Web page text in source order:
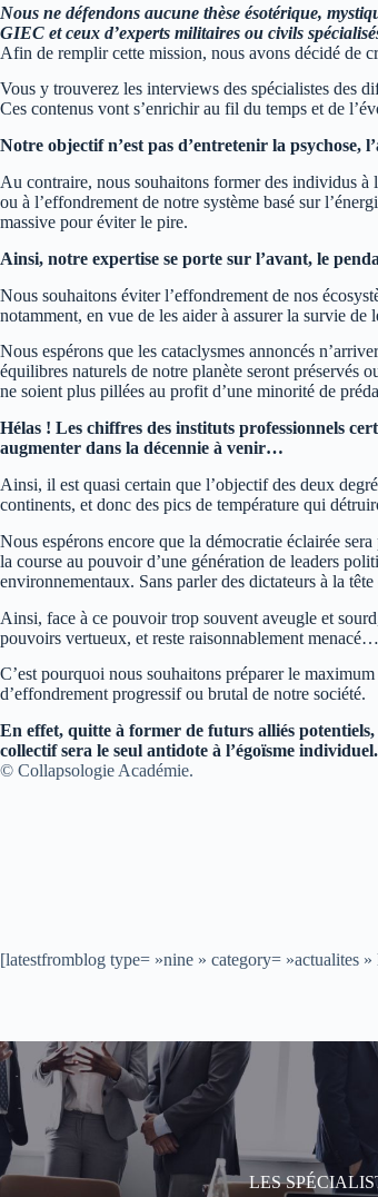
Nous ne défendons aucune thèse ésotérique,
GIEC et ceux d’experts militaires ou civils
Afin de remplir cette mission, nous avons décidé de
Vous y trouverez les interviews des spécialistes des
Ces contenus vont s’enrichir au fil du temps et de
Notre objectif n’est pas d’entretenir la psychose,
Au contraire, nous souhaitons former des individus à
ou à l’effondrement de notre système basé sur
massive pour éviter le pire.
Ainsi, notre expertise se porte sur l’avant, le
Nous souhaitons éviter l’effondrement de nos
notamment, en vue de les aider à assurer la survie de
Nous espérons que les cataclysmes annoncés
équilibres naturels de notre planète seront préservés
ne soient plus pillées au profit d’une minorité de
Hélas ! Les chiffres des instituts professionnels
augmenter dans la décennie à venir…
Ainsi, il est quasi certain que l’objectif des deux
continents, et donc des pics de température qui
Nous espérons encore que la démocratie éclairée
la course au pouvoir d’une génération de leaders
environnementaux. Sans parler des dictateurs à la
Ainsi, face à ce pouvoir trop souvent aveugle et
pouvoirs vertueux, et reste raisonnablement menacé…
C’est pourquoi nous souhaitons préparer le
d’effondrement progressif ou brutal de notre société.
En effet, quitte à former de futurs alliés potentiels,
collectif sera le seul antidote à l’égoïsme individuel.
© Collapsologie Académie.
[latestfromblog type= »nine » category= »actualites
LES
Les spécialistes